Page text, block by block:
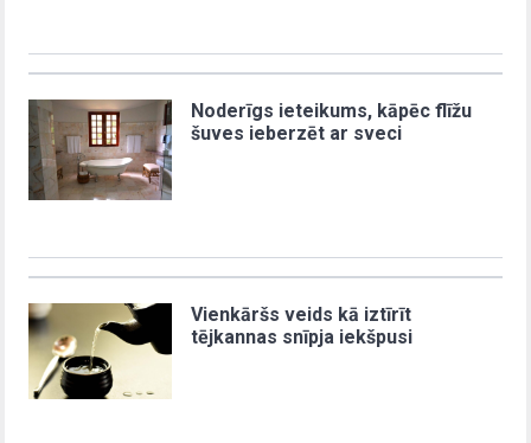
Noderīgs ieteikums, kāpēc flīžu
šuves ieberzēt ar sveci
Vienkāršs veids kā iztīrīt
tējkannas snīpja iekšpusi